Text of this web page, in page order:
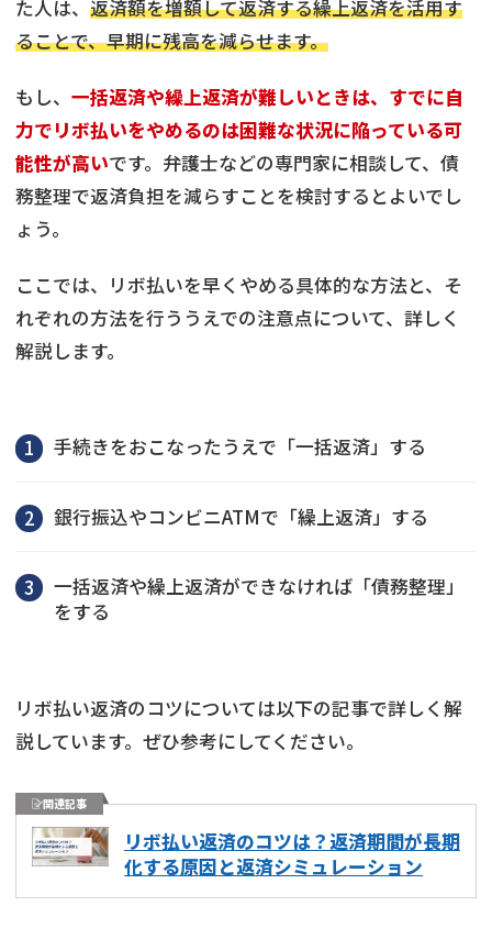
た人は、 返済額を増額して返済する繰上返済を活用す
ることで、早期に残高を減らせます。
もし、 一括返済や繰上返済が難しいときは、すでに自
力でリボ払いをやめるのは困難な状況に陥っている可
能性が高いです。弁護士などの専門家に相談して、債
務整理で返済負担を減らすことを検討するとよいでし
ょう。
ここでは、リボ払いを早くやめる具体的な方法と、そ
れぞれの方法を行ううえでの注意点について、詳しく
解説します。
手続きをおこなったうえで「一括返済」する
銀行振込やコンビニATMで「繰上返済」する
一括返済や繰上返済ができなければ「債務整理」
をする
リボ払い返済のコツについては以下の記事で詳しく解
説しています。ぜひ参考にしてください。
関連記事
リボ払い返済のコツは？返済期間が長期
化する原因と返済シミュレーション